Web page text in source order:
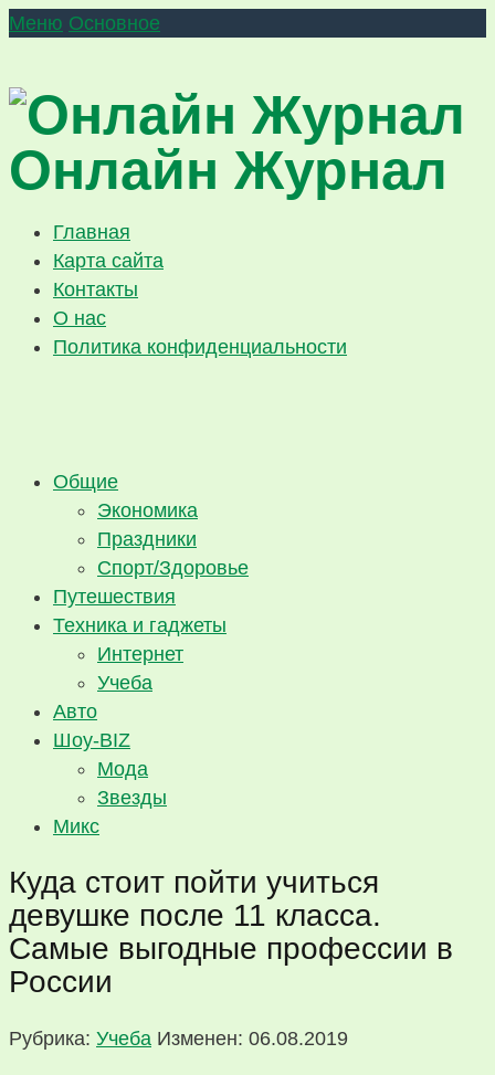
Меню Основное
Онлайн Журнал
Главная
Карта сайта
Контакты
О нас
Политика конфиденциальности
Общие
Экономика
Праздники
Спорт/Здоровье
Путешествия
Техника и гаджеты
Интернет
Учеба
Авто
Шоу-BIZ
Мода
Звезды
Микс
Куда стоит пойти учиться
девушке после 11 класса.
Самые выгодные профессии в
России
Рубрика: Учеба Изменен: 06.08.2019